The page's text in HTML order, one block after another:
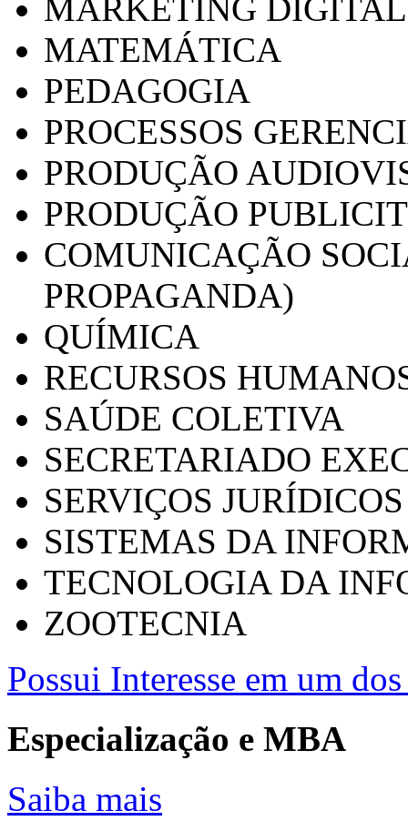
MARKETING DIGITAL
MATEMÁTICA
PEDAGOGIA
PROCESSOS
PRODUÇÃO
PRODUÇÃO
COMUNICAÇÃO
PROPAGANDA)
QUÍMICA
RECURSOS
SAÚDE COLETIVA
SECRETARIADO
SERVIÇOS
SISTEMAS DA
TECNOLOGIA DA
ZOOTECNIA
Possui Interesse em um
Especialização e MBA
Saiba mais